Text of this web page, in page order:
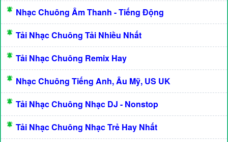
Nhạc Chuông Âm Thanh - Tiếng Động
Tải Nhạc Chuông Tải Nhiều Nhất
Tải Nhạc Chuông Remix Hay
Nhạc Chuông Tiếng Anh, Âu Mỹ, US UK
Tải Nhạc Chuông Nhạc DJ - Nonstop
Tải Nhạc Chuông Nhạc Trẻ Hay Nhất